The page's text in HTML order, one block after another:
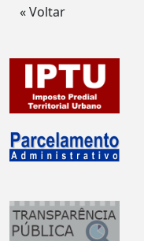
« Voltar